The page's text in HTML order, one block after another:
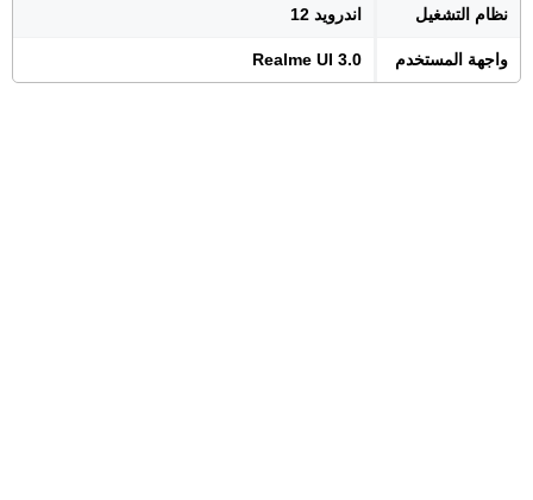
نظام التشغيل اندرويد 12
واجهة المستخدم Realme UI 3.0